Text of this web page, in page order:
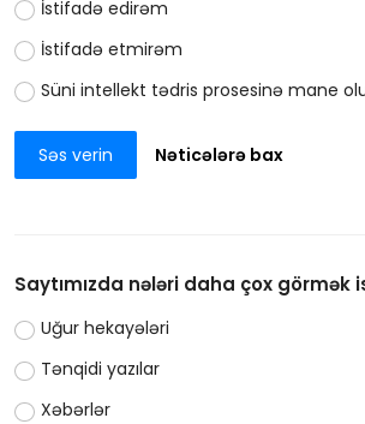
İstifadə edirəm
İstifadə etmirəm
Süni intellekt tədris prosesinə mane
Səs verin Nəticələrə bax
Saytımızda nələri daha çox görmək
Uğur hekayələri
Tənqidi yazılar
Xəbərlər